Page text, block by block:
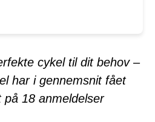
cykel til dit behov –
har i gennemsnit fået
på 18 anmeldelser